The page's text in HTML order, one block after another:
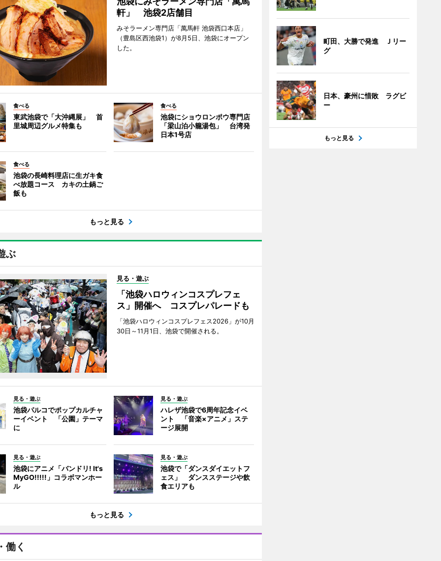
軒」 池袋2店舗目
みそラーメン専門店「萬馬軒 池袋西口本店」
（豊島区西池袋1）が8月5日、池袋にオープン
した。
食べる
東武池袋で「大沖縄展」 首
里城周辺グルメ特集も
食べる
池袋にショウロンポウ専門店
「梁山泊小籠湯包」 台湾発
日本1号店
食べる
池袋の長崎料理店に生ガキ食
べ放題コース カキの土鍋ご
飯も
もっと見る
ぶ
見る・遊ぶ
「池袋ハロウィンコスプレフェ
ス」開催へ コスプレパレードも
「池袋ハロウィンコスプレフェス2026」が10月
30日～11月1日、池袋で開催される。
見る・遊ぶ
池袋パルコでポップカルチャ
ーイベント 「公園」テーマ
に
見る・遊ぶ
ハレザ池袋で6周年記念イベ
ント 「音楽×アニメ」ステ
ージ展開
見る・遊ぶ
池袋にアニメ「バンドリ! It's
MyGO!!!!!」コラボマンホー
ル
見る・遊ぶ
池袋で「ダンスダイエットフ
ェス」 ダンスステージや飲
食エリアも
もっと見る
働く
町田、大勝で発進 Ｊリー
グ
日本、豪州に惜敗 ラグビ
ー
もっと見る